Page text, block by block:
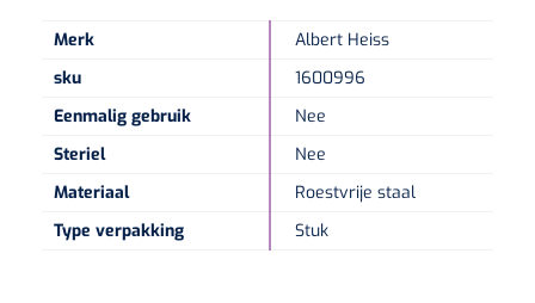
Spleetlamp
Speculaire Microscopen
Optotypeschermen
Lasers
Merk
Albert Heiss
sku
1600996
Eenmalig gebruik
Nee
Steriel
Nee
Materiaal
Roestvrije staal
Type verpakking
Stuk